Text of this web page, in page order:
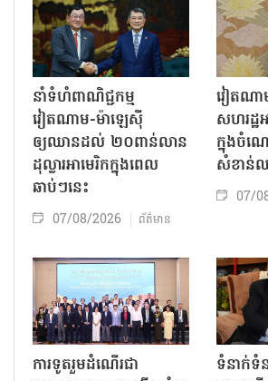
នាំទំហំពាណិជ្ជកម្ម
វៀតណាម-ម៉ាឡេស៊ី
ឲ្យឈានដល់ ២០ពាន់លាន
ដុល្លារអាមេរិកក្នុងពេល
ឆាប់ៗនេះ
07/08/2026 ព័ត៌មាន
វៀតណា
សហរដ្ឋ
ក្នុងចំណ
សំខាន់
07/
ការទូតរួមដំណើរជា
ទំនាក់ទំ